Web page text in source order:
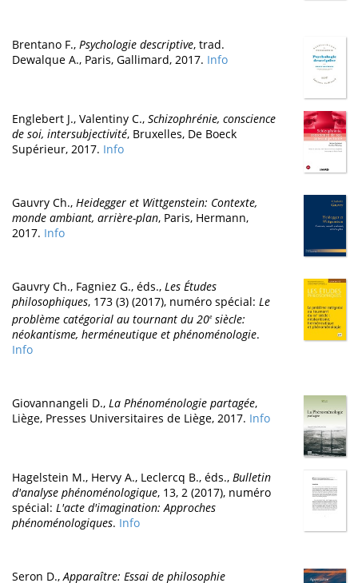
Brentano F., Psychologie descriptive, trad.
Dewalque A., Paris, Gallimard, 2017. Info
Englebert J., Valentiny C., Schizophrénie, conscience
de soi, intersubjectivité, Bruxelles, De Boeck
Supérieur, 2017. Info
Gauvry Ch., Heidegger et Wittgenstein: Contexte,
monde ambiant, arrière-plan, Paris, Hermann,
2017. Info
Gauvry Ch., Fagniez G., éds., Les Études
philosophiques, 173 (3) (2017), numéro spécial: Le
problème catégorial au tournant du 20esiècle:
néokantisme, herméneutique et phénoménologie.
Info
Giovannangeli D., La Phénoménologie partagée,
Liège, Presses Universitaires de Liège, 2017. Info
Hagelstein M., Hervy A., Leclercq B., éds., Bulletin
d'analyse phénoménologique, 13, 2 (2017), numéro
spécial: L'acte d'imagination: Approches
phénoménologiques. Info
Seron D.,Apparaître: Essai de philosophie